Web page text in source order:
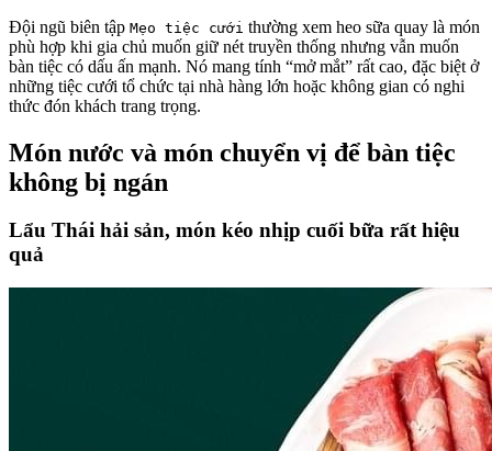
Đội ngũ biên tập Mẹo tiệc cưới thường xem heo sữa quay là món
phù hợp khi gia chủ muốn giữ nét truyền thống nhưng vẫn muốn
bàn tiệc có dấu ấn mạnh. Nó mang tính “mở mắt” rất cao, đặc biệt ở
những tiệc cưới tổ chức tại nhà hàng lớn hoặc không gian có nghi
thức đón khách trang trọng.
Món nước và món chuyển vị để bàn tiệc
không bị ngán
Lẩu Thái hải sản, món kéo nhịp cuối bữa rất hiệu
quả